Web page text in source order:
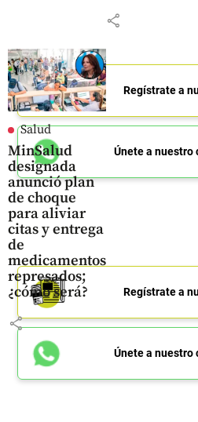
share
Salud
MinSalud
designada
anunció plan
de choque
para aliviar
citas y entrega
de
medicamentos
represados;
¿cómo será?
share
Regístrate a
Únete a nuestro
Regístrate a
Únete a nuestro